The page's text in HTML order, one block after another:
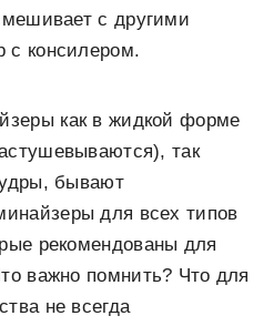
с другими
с консилером.
как в жидкой форме
так
бывают
для всех типов
рекомендованы для
важно помнить? Что для
не всегда